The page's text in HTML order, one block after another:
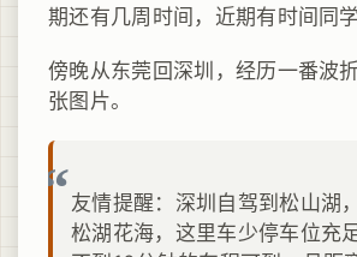
期还有几周时间，近期有时间同
傍晚从东莞回深圳，经历一番波
张图片。
友情提醒：深圳自驾到松山湖
松湖花海，这里车少停车位充